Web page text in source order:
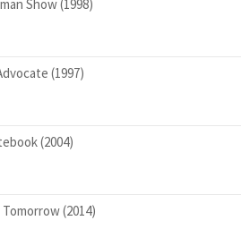
Show (1998)
(1997)
(2004)
(2014)